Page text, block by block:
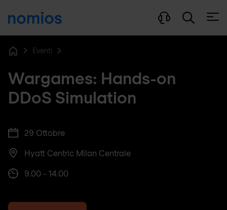
Apri
Eventi
Wargames: Hands-on
DDoS Simulation
29 Ottobre
Hyatt Centric Milan Centrale
9.00 - 14.00